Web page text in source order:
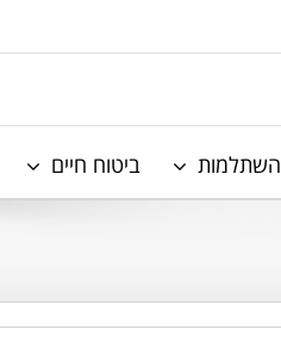
ביטוח חיים